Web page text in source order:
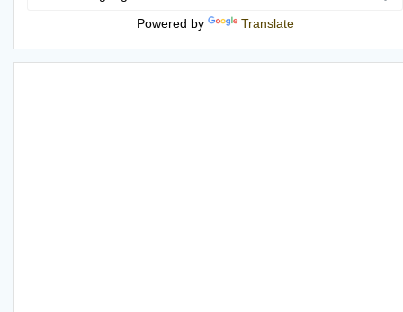
Powered by Translate